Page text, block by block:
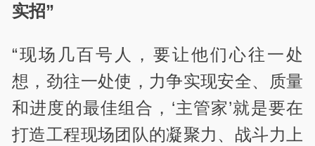
实招”
“现场几百号人，要让他们心往一处
想，劲往一处使，力争实现安全、质量
和进度的最佳组合，‘主管家’就是要在
打造工程现场团队的凝聚力、战斗力上